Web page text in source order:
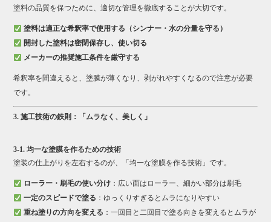
塗料の品質を保つために、適切な管理を徹底することが大切です。
塗料は適正な希釈率で使用する（シンナー・水の分量を守る）
開封した塗料は密閉保存し、使い切る
メーカーの推奨施工条件を厳守する
希釈率を間違えると、塗膜が薄くなり、剥がれやすくなるので注意が必要
です。
3. 施工技術の鉄則：「ムラなく、美しく」
3-1. 均一な塗膜を作るための技術
塗装の仕上がりを左右するのが、「均一な塗膜を作る技術」です。
ローラー・刷毛の使い分け ：広い面はローラー、細かい部分は刷毛
一定のスピードで塗る ：ゆっくりすぎるとムラになりやすい
重ね塗りの方向を変える ：一回目と二回目で塗る向きを変えるとムラが